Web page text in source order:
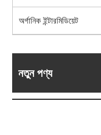
অর্গানিক ইন্টারমিডিয়েট
নতুন পণ্য